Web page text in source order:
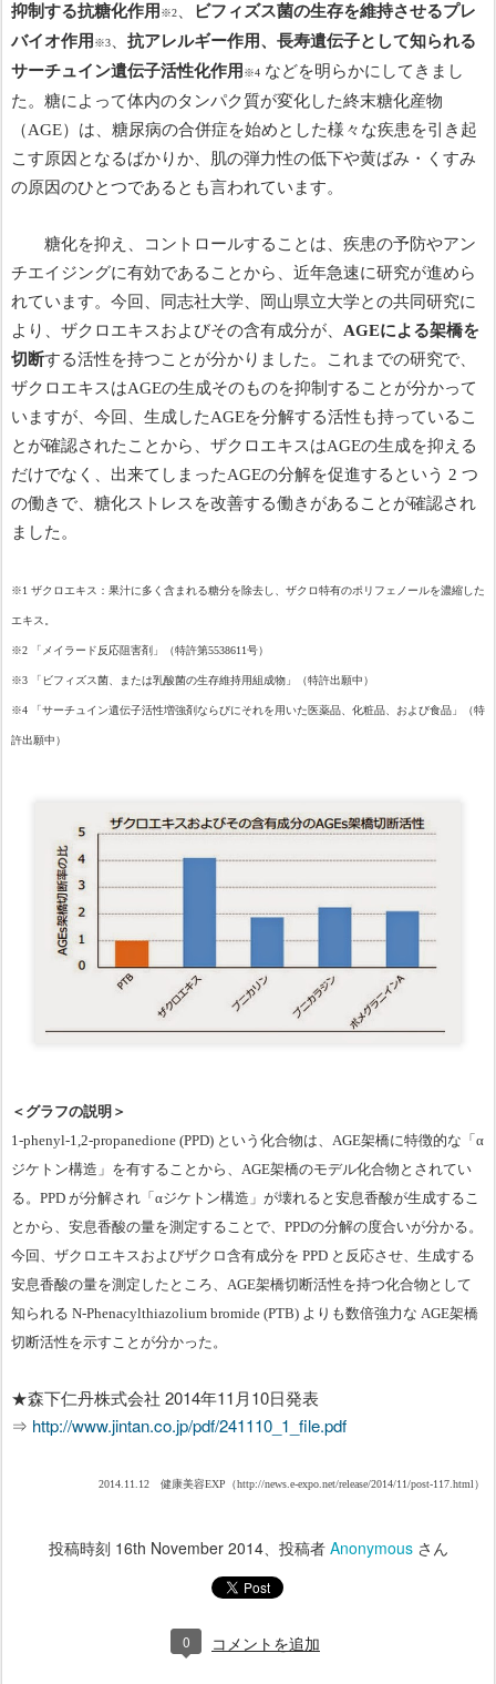
抑制する抗糖化作用 ※2
ビフィズス菌の生存を維持させるプレ
バイオ作用 ※3
抗アレルギー作用、長寿遺伝子として知られる
サーチュイン遺伝子活性化作用 ※4 などを明らかにしてきまし
た。糖によって体内のタンパク質が変化した終末糖化産物
（AGE）は、糖尿病の合併症を始めとした様々な疾患を引き起
こす原因となるばかりか、肌の弾力性の低下や黄ばみ・くすみ
の原因のひとつであるとも言われています。
糖化を抑え、コントロールすることは、疾患の予防やアン
チエイジングに有効であることから、近年急速に研究が進めら
れています。今回、同志社大学、岡山県立大学との共同研究に
より、ザクロエキスおよびその含有成分が、 AGEによる架橋を
切断する活性を持つことが分かりました。これまでの研究で、
ザクロエキスはAGEの生成そのものを抑制することが分かって
いますが、今回、生成したAGEを分解する活性も持っているこ
とが確認されたことから、ザクロエキスはAGEの生成を抑える
だけでなく、出来てしまったAGEの分解を促進するという 2 つ
の働きで、糖化ストレスを改善する働きがあることが確認され
ました。
※1 ザクロエキス：果汁に多く含まれる糖分を除去し、ザクロ特有のポリフェノールを濃縮した
エキス。
※2 「メイラード反応阻害剤」（特許第5538611号）
※3 「ビフィズス菌、または乳酸菌の生存維持用組成物」（特許出願中）
※4 「サーチュイン遺伝子活性増強剤ならびにそれを用いた医薬品、化粧品、および食品」 （特
許出願中）
＜グラフの説明＞
1-phenyl-1,2-propanedione (PPD) という化合物は、 AGE架橋に特徴的な「α
ジケトン構造」を有することから、 AGE架橋のモデル化合物とされてい
る。 PPD が分解され「αジケトン構造」が壊れると安息香酸が生成するこ
とから、安息香酸の量を測定することで、 PPDの分解の度合いが分かる。
今回、ザクロエキスおよびザクロ含有成分を PPD と反応させ、生成する
安息香酸の量を測定したところ、 AGE架橋切断活性を持つ化合物として
知られる N-Phenacylthiazolium bromide (PTB) よりも数倍強力な AGE架橋
切断活性を示すことが分かった。
★森下仁丹株式会社 2014年11月10日発表
⇒ http://www.jintan.co.jp/pdf/241110_1_file.pdf
2014.11.12 健康美容EXP（http://news.e-expo.net/release/2014/11/post-117.html）
投稿時刻 16th November 2014、投稿者 Anonymousさん
0 コメントを追加